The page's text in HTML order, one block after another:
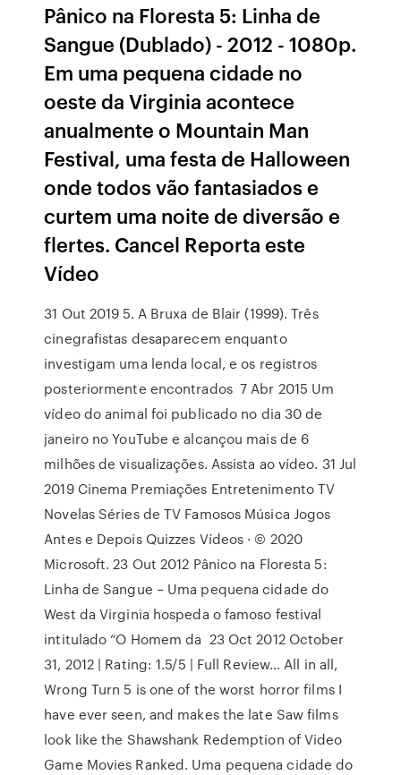
Pânico na Floresta 5: Linha de
Sangue (Dublado) - 2012 - 1080p.
Em uma pequena cidade no
oeste da Virginia acontece
anualmente o Mountain Man
Festival, uma festa de Halloween
onde todos vão fantasiados e
curtem uma noite de diversão e
flertes. Cancel Reporta este
Vídeo
31 Out 2019 5. A Bruxa de Blair (1999). Três
cinegrafistas desaparecem enquanto
investigam uma lenda local, e os registros
posteriormente encontrados 7 Abr 2015 Um
vídeo do animal foi publicado no dia 30 de
janeiro no YouTube e alcançou mais de 6
milhões de visualizações. Assista ao vídeo. 31 Jul
2019 Cinema Premiações Entretenimento TV
Novelas Séries de TV Famosos Música Jogos
Antes e Depois Quizzes Vídeos · © 2020
Microsoft. 23 Out 2012 Pânico na Floresta 5:
Linha de Sangue – Uma pequena cidade do
West da Virginia hospeda o famoso festival
intitulado “O Homem da 23 Oct 2012 October
31, 2012 | Rating: 1.5/5 | Full Review… All in all,
Wrong Turn 5 is one of the worst horror films I
have ever seen, and makes the late Saw films
look like the Shawshank Redemption of Video
Game Movies Ranked. Uma pequena cidade do